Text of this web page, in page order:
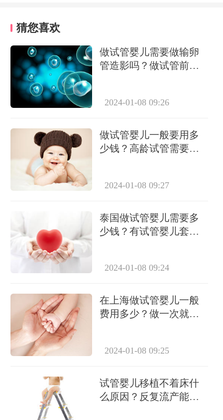
猜您喜欢
做试管婴儿需要做输卵
管造影吗？做试管前必
2024-01-08 09:26
做试管婴儿一般要用多
少钱？高龄试管需要做
2024-01-08 09:27
泰国做试管婴儿需要多
少钱？有试管婴儿套餐
2024-01-08 09:24
在上海做试管婴儿一般
费用多少？做一次就能
2024-01-08 09:25
试管婴儿移植不着床什
么原因？反复流产能做